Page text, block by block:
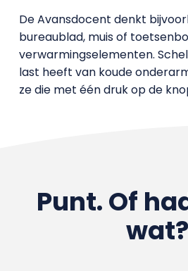
De Avansdocent denkt
bureaublad, muis of
verwarmingselementen.
last heeft van koude
ze die met één druk op de
Punt. Of
wat?